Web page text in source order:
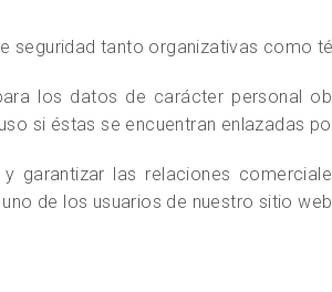
seguridad tanto organizativas como
los datos de carácter personal
si éstas se encuentran enlazadas
garantizar las relaciones
de los usuarios de nuestro sitio